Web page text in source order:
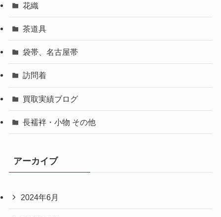
花織
茶道具
袋帯、名古屋帯
訪問着
買取実績ブログ
長襦袢・小物 その他
アーカイブ
2024年6月